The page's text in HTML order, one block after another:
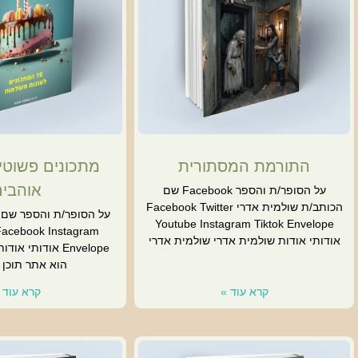
התורמת המסתורית
על הסופר/ת והספר Facebook שם
הכותב/ת שולמית אדרי Facebook Twitter
Youtube Instagram Tiktok Envelope
אודותי אודות שולמית אדרי שולמית אדרי
קרא עוד »
מתכונים
על הסופר/ת והספר
Instagram
הוא אתר תוכן
קרא